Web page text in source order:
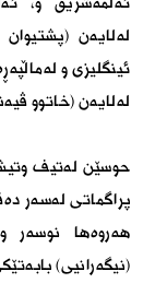
لەلایەن
ئینگلیزی و
لەلایەن (خاتوو
حوسێن لەتیف
پراگماتی لەسەر
هەروەها
(نیگەرانیی)